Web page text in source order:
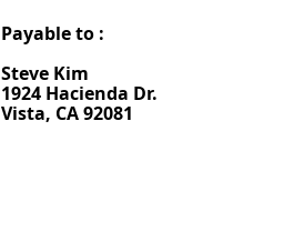
Payable to :
Steve Kim
1924 Hacienda Dr.
Vista, CA 92081